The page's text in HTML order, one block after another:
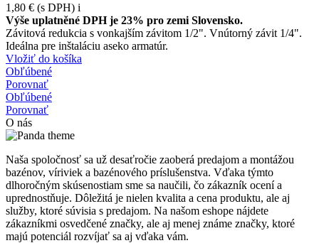
1,80 € (s DPH) i
Výše uplatněné DPH je 23% pro zemi Slovensko.
Závitová redukcia s vonkajším závitom 1/2". Vnútorný závit 1/4".
Ideálna pre inštaláciu aseko armatúr.
Vložiť do košíka
Obľúbené
Porovnať
Obľúbené
Porovnať
O nás
Naša spoločnosť sa už desaťročie zaoberá predajom a montážou
bazénov, víriviek a bazénového príslušenstva. Vďaka týmto
dlhoročným skúsenostiam sme sa naučili, čo zákazník ocení a
uprednostňuje. Dôležitá je nielen kvalita a cena produktu, ale aj
služby, ktoré súvisia s predajom. Na našom eshope nájdete
zákazníkmi osvedčené značky, ale aj menej známe značky, ktoré
majú potenciál rozvíjať sa aj vďaka vám.